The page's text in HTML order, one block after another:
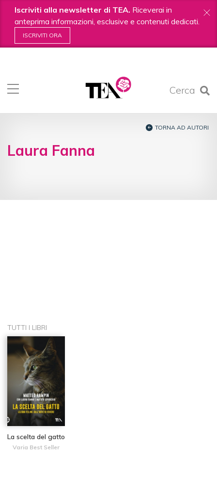
Iscriviti alla newsletter di TEA. Riceverai in
anteprima informazioni, esclusive e contenuti dedicati.
ISCRIVITI ORA
Cerca
contenuti.
|
Laura Fanna
TORNA AD AUTORI
TUTTI I LIBRI
La scelta del gatto
Varia Best Seller